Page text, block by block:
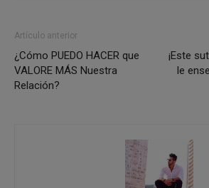
Artículo anterior
¿Cómo PUEDO HACER que
VALORE MÁS Nuestra
Relación?
¡Este
le